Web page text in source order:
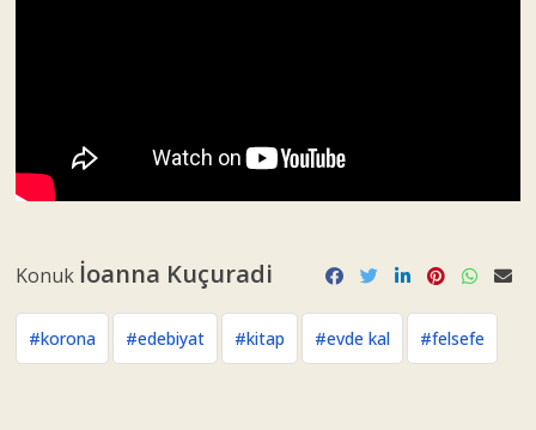
Konuk İoanna Kuçuradi
#korona #edebiyat #kitap #evde kal #felsefe